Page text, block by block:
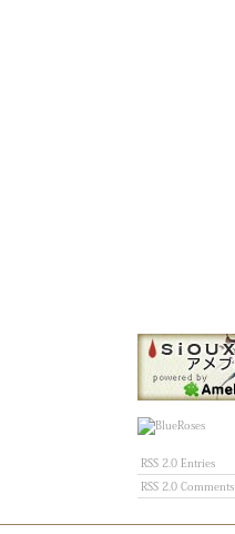
RSS 2.0 Entries
RSS 2.0 Comments